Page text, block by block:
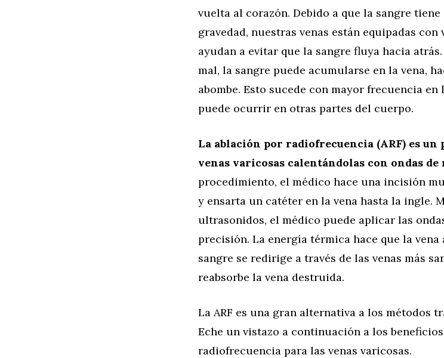
vuelta al corazón. Debido a que la sangre
gravedad, nuestras venas están equipadas
ayudan a evitar que la sangre fluya hacia
mal, la sangre puede acumularse en la vena,
abombe. Esto sucede con mayor frecuencia
puede ocurrir en otras partes del cuerpo.
La ablación por radiofrecuencia (ARF) es
venas varicosas calentándolas con ondas
procedimiento, el médico hace una incisión
y ensarta un catéter en la vena hasta la ingle.
ultrasonidos, el médico puede aplicar las
precisión. La energía térmica hace que la vena
sangre se redirige a través de las venas más
reabsorbe la vena destruida.
La ARF es una gran alternativa a los métodos
Eche un vistazo a continuación a los
radiofrecuencia para las venas varicosas.